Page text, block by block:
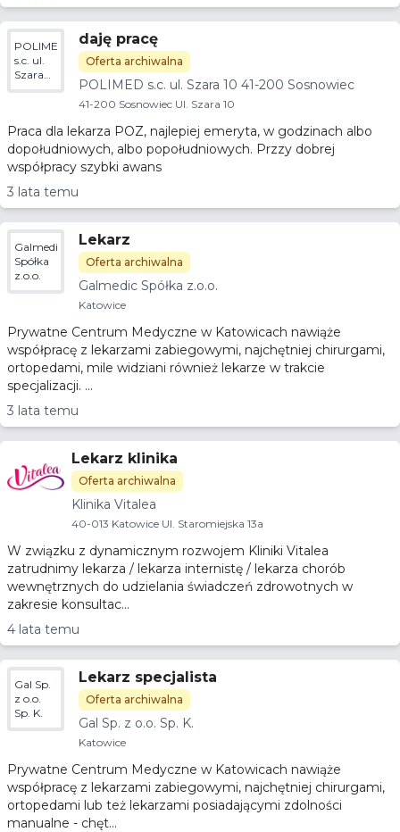
POLIMED
s.c. ul.
Szara
10 41-
daję pracę
Oferta archiwalna
POLIMED s.c. ul. Szara 10 41-200 Sosnowiec
41-200 Sosnowiec Ul. Szara 10
Praca dla lekarza POZ, najlepiej emeryta, w godzinach albo
dopołudniowych, albo popołudniowych. Przzy dobrej
współpracy szybki awans
3 lata temu
Galmedic
Spółka
z.o.o.
Lekarz
Oferta archiwalna
Galmedic Spółka z.o.o.
Katowice
Prywatne Centrum Medyczne w Katowicach nawiąże
współpracę z lekarzami zabiegowymi, najchętniej chirurgami,
ortopedami, mile widziani również lekarze w trakcie
specjalizacji. ...
3 lata temu
Lekarz klinika
Oferta archiwalna
Klinika Vitalea
40-013 Katowice Ul. Staromiejska 13a
W związku z dynamicznym rozwojem Kliniki Vitalea
zatrudnimy lekarza / lekarza internistę / lekarza chorób
wewnętrznych do udzielania świadczeń zdrowotnych w
zakresie konsultac...
4 lata temu
Gal Sp.
z o.o.
Sp. K.
Lekarz specjalista
Oferta archiwalna
Gal Sp. z o.o. Sp. K.
Katowice
Prywatne Centrum Medyczne w Katowicach nawiąże
współpracę z lekarzami zabiegowymi, najchętniej chirurgami,
ortopedami lub też lekarzami posiadającymi zdolności
manualne - chęt...